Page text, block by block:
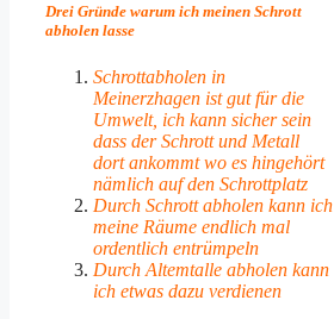
Drei Gründe warum ich meinen Schrott
abholen lasse
Schrottabholen in
Meinerzhagen ist gut für die
Umwelt, ich kann sicher sein
dass der Schrott und Metall
dort ankommt wo es hingehört
nämlich auf den Schrottplatz
Durch Schrott abholen kann ich
meine Räume endlich mal
ordentlich entrümpeln
Durch Altemtalle abholen kann
ich etwas dazu verdienen